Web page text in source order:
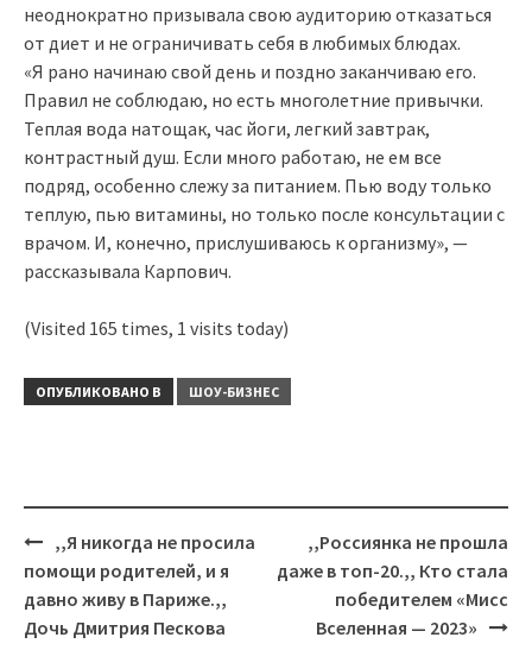
неоднократно призывала свою аудиторию отказаться
от диет и не ограничивать себя в любимых блюдах.
«Я рано начинаю свой день и поздно заканчиваю его.
Правил не соблюдаю, но есть многолетние привычки.
Теплая вода натощак, час йоги, легкий завтрак,
контрастный душ. Если много работаю, не ем все
подряд, особенно слежу за питанием. Пью воду только
теплую, пью витамины, но только после консультации с
врачом. И, конечно, прислушиваюсь к организму», —
рассказывала Карпович.
(Visited 165 times, 1 visits today)
ОПУБЛИКОВАНО В ШОУ-БИЗНЕС
Навигация
,,Я никогда не просила
помощи родителей, и я
давно живу в Париже.,,
Дочь Дмитрия Пескова
,,Россиянка не прошла
даже в топ-20.,, Кто стала
победителем «Мисс
Вселенная — 2023»